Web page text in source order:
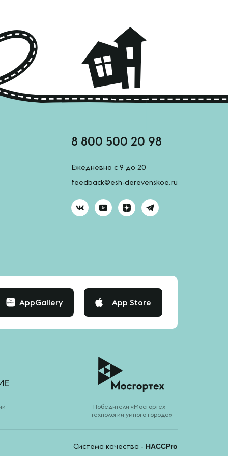
8 800 500 20 98
Ежедневно с 9 до 20
feedback@esh-derevenskoe.ru
AppGallery App Store
Победители «Мосгортех -
технологии умного города»
Система качества - HACCPro